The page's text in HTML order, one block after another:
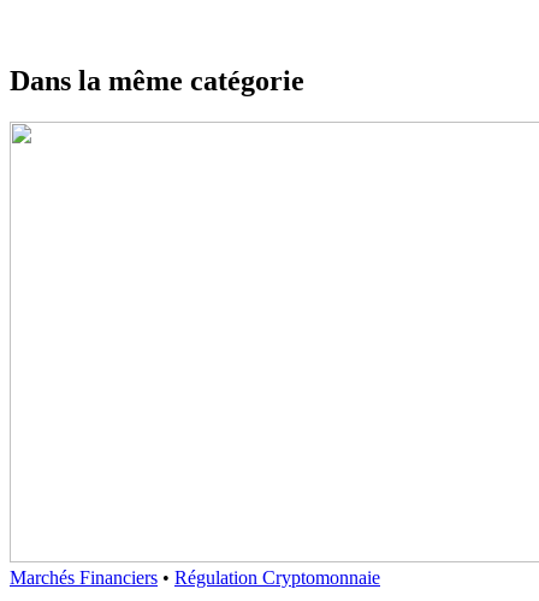
Dans la même catégorie
Marchés Financiers • Régulation Cryptomonnaie